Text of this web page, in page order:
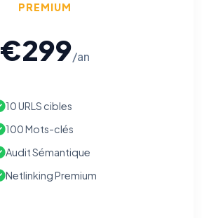
PREMIUM
€299/an
10 URLS cibles
100 Mots-clés
Audit Sémantique
Netlinking Premium